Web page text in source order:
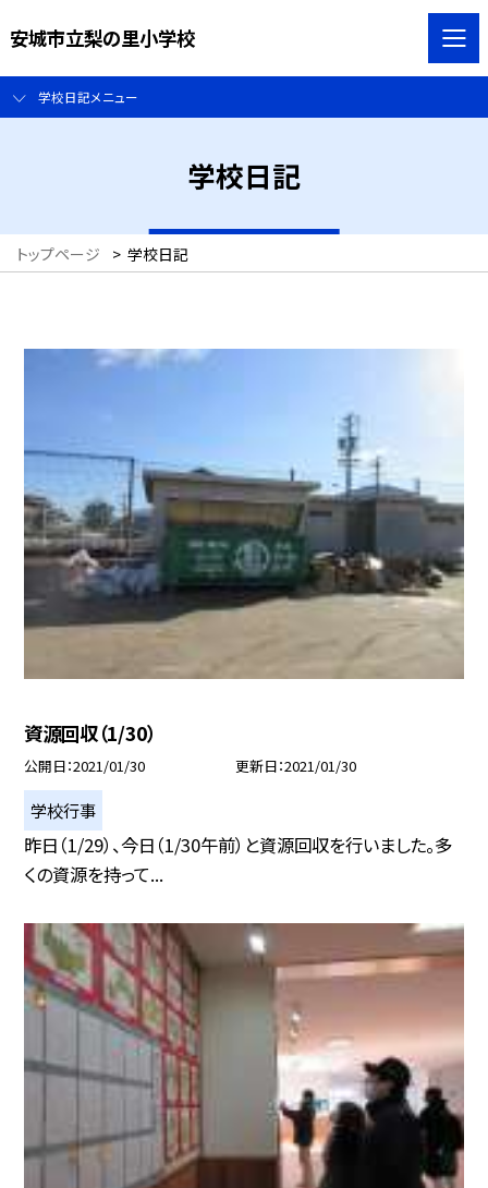
安城市立梨の里小学校
学校日記メニュー
学校日記
トップページ > 学校日記
資源回収（1/30）
公開日 2021/01/30 更新日 2021/01/30
学校行事
昨日（1/29）、今日（1/30午前）と資源回収を行いました。多
くの資源を持って...